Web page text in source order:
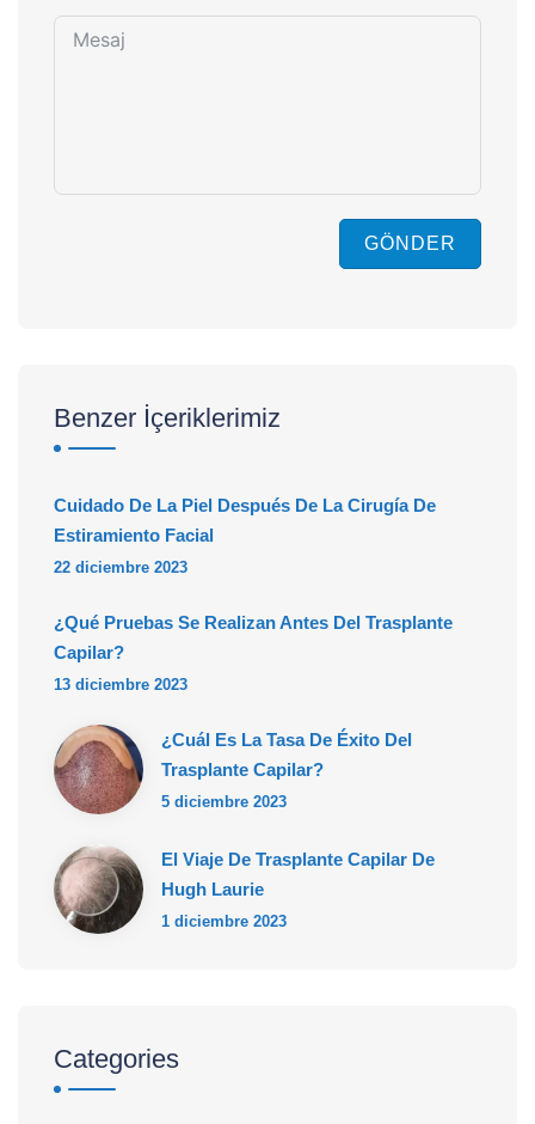
GÖNDER
Benzer İçeriklerimiz
Cuidado De La Piel Después De La Cirugía De
Estiramiento Facial
22 diciembre 2023
¿Qué Pruebas Se Realizan Antes Del Trasplante
Capilar?
13 diciembre 2023
¿Cuál Es La Tasa De Éxito Del
Trasplante Capilar?
5 diciembre 2023
El Viaje De Trasplante Capilar De
Hugh Laurie
1 diciembre 2023
Categories